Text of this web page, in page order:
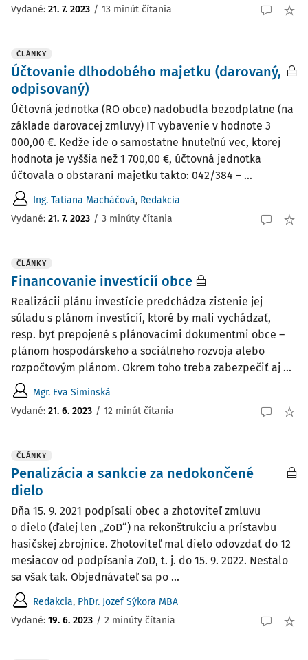
Vydané: 21. 7. 2023 / 13 minút čítania
ČLÁNKY
Účtovanie dlhodobého majetku (darovaný,
odpisovaný)
Účtovná jednotka (RO obce) nadobudla bezodplatne (na
základe darovacej zmluvy) IT vybavenie v hodnote 3
000,00 €. Keďže ide o samostatne hnuteľnú vec, ktorej
hodnota je vyššia než 1 700,00 €, účtovná jednotka
účtovala o obstaraní majetku takto: 042/384 – ...
Ing. Tatiana Macháčová, Redakcia
Vydané: 21. 7. 2023 / 3 minúty čítania
ČLÁNKY
Financovanie investícií obce
Realizácii plánu investície predchádza zistenie jej
súladu s plánom investícií, ktoré by mali vychádzať,
resp. byť prepojené s plánovacími dokumentmi obce –
plánom hospodárskeho a sociálneho rozvoja alebo
rozpočtovým plánom. Okrem toho treba zabezpečiť aj ...
Mgr. Eva Siminská
Vydané: 21. 6. 2023 / 12 minút čítania
ČLÁNKY
Penalizácia a sankcie za nedokončené
dielo
Dňa 15. 9. 2021 podpísali obec a zhotoviteľ zmluvu
o dielo (ďalej len „ZoD“) na rekonštrukciu a prístavbu
hasičskej zbrojnice. Zhotoviteľ mal dielo odovzdať do 12
mesiacov od podpísania ZoD, t. j. do 15. 9. 2022. Nestalo
sa však tak. Objednávateľ sa po ...
Redakcia, PhDr. Jozef Sýkora MBA
Vydané: 19. 6. 2023 / 2 minúty čítania